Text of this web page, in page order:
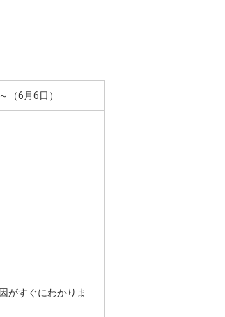
（6月6日）
がすぐにわかりま